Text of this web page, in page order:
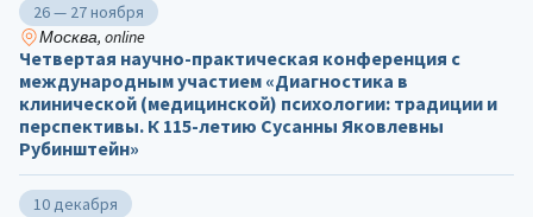
26 — 27 ноября
Москва, online
Четвертая научно-практическая конференция с
международным участием «Диагностика в
клинической (медицинской) психологии: традиции и
перспективы. К 115-летию Сусанны Яковлевны
Рубинштейн»
10 декабря